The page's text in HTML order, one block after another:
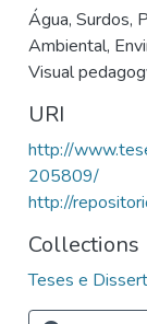
Água, Surdos,
Ambiental,
Visual
URI
http://
205809/
http://
Collections
Teses e